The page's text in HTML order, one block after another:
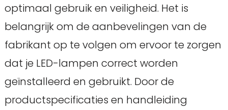
optimaal gebruik en veiligheid. Het is
belangrijk om de aanbevelingen van de
fabrikant op te volgen om ervoor te zorgen
dat je LED-lampen correct worden
geïnstalleerd en gebruikt. Door de
productspecificaties en handleiding